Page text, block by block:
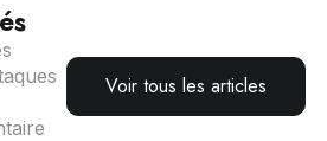
Voir tous les articles